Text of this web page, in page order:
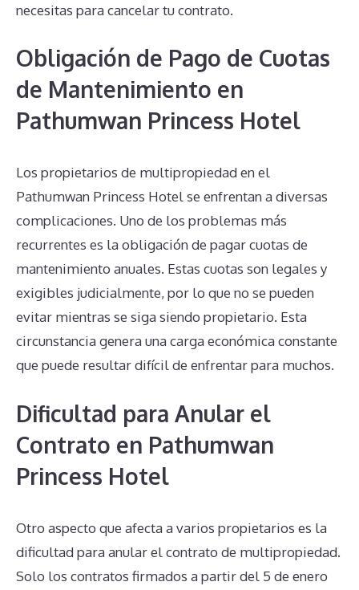
necesitas para cancelar tu contrato.
Obligación de Pago de Cuotas
de Mantenimiento en
Pathumwan Princess Hotel
Los propietarios de multipropiedad en el
Pathumwan Princess Hotel se enfrentan a diversas
complicaciones. Uno de los problemas más
recurrentes es la obligación de pagar cuotas de
mantenimiento anuales. Estas cuotas son legales y
exigibles judicialmente, por lo que no se pueden
evitar mientras se siga siendo propietario. Esta
circunstancia genera una carga económica constante
que puede resultar difícil de enfrentar para muchos.
Dificultad para Anular el
Contrato en Pathumwan
Princess Hotel
Otro aspecto que afecta a varios propietarios es la
dificultad para anular el contrato de multipropiedad.
Solo los contratos firmados a partir del 5 de enero